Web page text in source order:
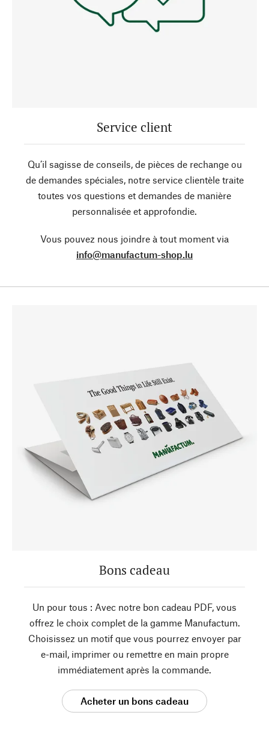
Service client
Qu’il sagisse de conseils, de pièces de rechange ou
de demandes spéciales, notre service clientèle traite
toutes vos questions et demandes de manière
personnalisée et approfondie.
Vous pouvez nous joindre à tout moment via
info@manufactum-shop.lu
Bons cadeau
Un pour tous : Avec notre bon cadeau PDF, vous
offrez le choix complet de la gamme Manufactum.
Choisissez un motif que vous pourrez envoyer par
e-mail, imprimer ou remettre en main propre
immédiatement après la commande.
Acheter un bons cadeau